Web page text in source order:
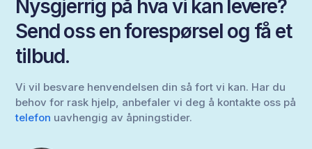
Nysgjerrig på hva vi kan levere?
Send oss en forespørsel og få et
tilbud.
Vi vil besvare henvendelsen din så fort vi kan. Har du
behov for rask hjelp, anbefaler vi deg å kontakte oss på
telefon uavhengig av åpningstider.